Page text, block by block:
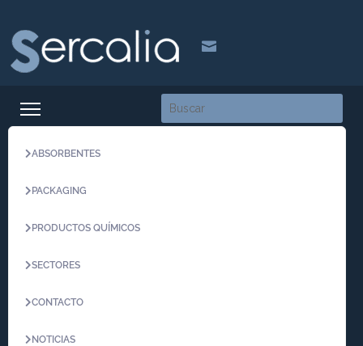

ABSORBENTES
PACKAGING
PRODUCTOS QUÍMICOS
SECTORES
CONTACTO
NOTICIAS